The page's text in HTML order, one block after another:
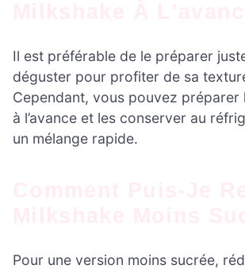
Il est préférable de le préparer
déguster pour profiter de sa
Cependant, vous pouvez préparer
à l’avance et les conserver au
un mélange rapide.
Pour une version moins sucrée,